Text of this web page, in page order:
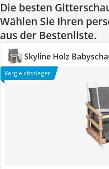
Die besten
Wählen Sie Ihren
aus der Bestenliste.
Skyline Holz
Vergleichssieger